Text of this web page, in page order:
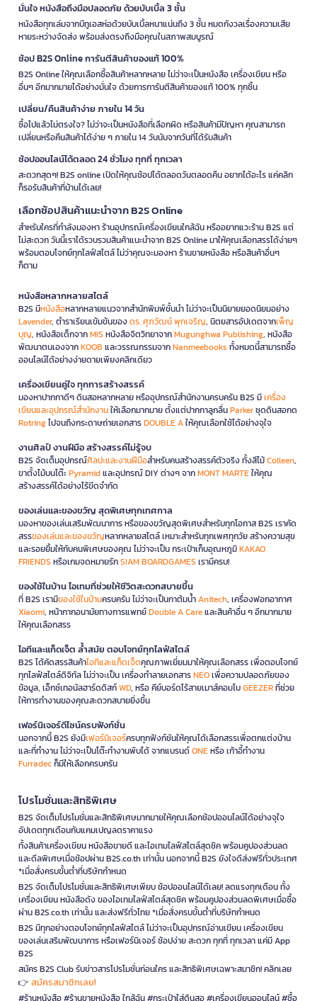
มั่นใจ หนังสือถึงมือปลอดภัย ด้วยบับเบิ้ล 3 ชั้น
หนังสือทุกเล่มจากบีทูเอสห่อด้วยบับเบิ้ลหนาแน่นถึง 3 ชั้น หมดกังวลเรื่องความเสีย
หายระหว่างจัดส่ง พร้อมส่งตรงถึงมือคุณในสภาพสมบูรณ์
ช้อป B2S Online การันตีสินค้าของแท้ 100%
B2S Online ให้คุณเลือกซื้อสินค้าหลากหลาย ไม่ว่าจะเป็นหนังสือ เครื่องเขียน หรือ
อื่นๆ อีกมากมายได้อย่างมั่นใจ ด้วยการการันตีสินค้าของแท้ 100% ทุกชิ้น
เปลี่ยน/คืนสินค้าง่าย ภายใน 14 วัน
ซื้อไปแล้วไม่ตรงใจ? ไม่ว่าจะเป็นหนังสือที่เลือกผิด หรือสินค้ามีปัญหา คุณสามารถ
เปลี่ยนหรือคืนสินค้าได้ง่าย ๆ ภายใน 14 วันนับจากวันที่ได้รับสินค้า
ช้อปออนไลน์ได้ตลอด 24 ชั่วโมง ทุกที่ ทุกเวลา
สะดวกสุดๆ! B2S online เปิดให้คุณช้อปได้ตลอดวันตลอดคืน อยากได้อะไร แค่คลิก
ก็รอรับสินค้าที่บ้านได้เลย!
เลือกช้อปสินค้าแนะนำจาก B2S Online
สำหรับใครที่กำลังมองหา ร้านอุปกรณ์เครื่องเขียนใกล้ฉัน หรืออยากแวะร้าน B2S แต่
ไม่สะดวก วันนี้เราได้รวบรวมสินค้าแนะนำจาก B2S Online มาให้คุณเลือกสรรได้ง่ายๆ
พร้อมตอบโจทย์ทุกไลฟ์สไตล์ ไม่ว่าคุณจะมองหา ร้านขายหนังสือ หรือสินค้าอื่นๆ
ก็ตาม
หนังสือหลากหลายสไตล์
B2S มีหนังสือหลากหลายแนวจากสำนักพิมพ์ชั้นนำ ไม่ว่าจะเป็นนิยายยอดนิยมอย่าง
Lavender, ตำราเรียนเข้มข้นของดร. ศุภวัฒน์ พุกเจริญ, นิตยสารอัปเดตจากเพ็ญ
บุญ, หนังสือเด็กจากMIS หนังสือจิตวิทยาจากMugunghwa Publishing, หนังสือ
พัฒนาตนเองจากKOOB และวรรณกรรมจากNanmeebooks ทั้งหมดนี้สามารถซื้อ
ออนไลน์ได้อย่างง่ายดายเพียงคลิกเดียว
เครื่องเขียนคู่ใจ ทุกการสร้างสรรค์
มองหาปากกาดีๆ ดินสอหลากหลาย หรืออุปกรณ์สำนักงานครบครัน B2S มีเครื่อง
เขียนและอุปกรณ์สำนักงานให้เลือกมากมาย ตั้งแต่ปากกาลูกลื่นParkerชุดดินสอกด
Rotringไปจนถึงกระดาษถ่ายเอกสารDOUBLE Aให้คุณเลือกใช้ได้อย่างจุใจ
งานศิลป์ งานฝีมือ สร้างสรรค์ไม่รู้จบ
B2S จัดเต็มอุปกรณ์ศิลปะและงานฝีมือสำหรับคนสร้างสรรค์ตัวจริง ทั้งสีไม้Colleen,
ขาตั้งไม้บนโต๊ะPyramidและอุปกรณ์ DIY ต่างๆ จากMONT MARTEให้คุณ
สร้างสรรค์ได้อย่างไร้ขีดจำกัด
ของเล่นและของขวัญ สุดพิเศษทุกเทศกาล
มองหาของเล่นเสริมพัฒนาการ หรือของขวัญสุดพิเศษสำหรับทุกโอกาส B2S เราคัด
สรรของเล่นและของขวัญหลากหลายสไตล์ เหมาะสำหรับทุกเพศทุกวัย สร้างความสุข
และรอยยิ้มให้กับคนพิเศษของคุณ ไม่ว่าจะเป็น กระเป๋าเก็บอุณหภูมิKAKAO
FRIENDS หรือเกมจดหมายรักSIAM BOARDGAMES เรามีครบ!
ของใช้ในบ้าน ไอเทมที่ช่วยให้ชีวิตสะดวกสบายขึ้น
ที่ B2S เรามีของใช้ในบ้านครบครัน ไม่ว่าจะเป็นกาต้มน้ำAnitech, เครื่องฟอกอากาศ
Xiaomi, หน้ากากอนามัยทางการแพทย์Double A Careและสินค้าอื่น ๆ อีกมากมาย
ให้คุณเลือกสรร
ไอทีและแก็ดเจ็ต ล้ำสมัย ตอบโจทย์ทุกไลฟ์สไตล์
B2S ได้คัดสรรสินค้าไอทีและแก็ดเจ็ตคุณภาพเยี่ยมมาให้คุณเลือกสรร เพื่อตอบโจทย์
ทุกไลฟ์สไตล์ดิจิทัล ไม่ว่าจะเป็น เครื่องทำลายเอกสารNEOเพื่อความปลอดภัยของ
ข้อมูล, เอ็กซ์เทอนัลฮาร์ดดิสก์WD, หรือ คีย์บอร์ดไร้สายเมาส์คอมโบGEEZERที่ช่วย
ให้การทำงานของคุณสะดวกสบายยิ่งขึ้น
เฟอร์นิเจอร์ดีไซน์ครบฟังก์ชั่น
นอกจากนี้ B2S ยังมีเฟอร์นิเจอร์ครบทุกฟังก์ชันให้คุณได้เลือกสรรเพื่อตกแต่งบ้าน
และที่ทำงาน ไม่ว่าจะเป็นโต๊ะทำงานพับได้ จากแบรนด์ONEหรือ เก้าอี้ทำงาน
Furradecก็มีให้เลือกครบครัน
โปรโมชั่นและสิทธิพิเศษ
B2S จัดเต็มโปรโมชั่นและสิทธิพิเศษมากมายให้คุณเลือกช้อปออนไลน์ได้อย่างจุใจ
อัปเดตทุกเดือนกับแคมเปญลดราคาแรง
ทั้งสินค้าเครื่องเขียน หนังสือขายดี และไอเทมไลฟ์สไตล์สุดชิค พร้อมคูปองส่วนลด
และดีลพิเศษเมื่อช้อปผ่าน B2S.co.th เท่านั้น นอกจากนี้ B2S ยังใจดีส่งฟรีทั่วประเทศ
*เมื่อสั่งครบขั้นต่ำที่บริษัทกำหนด
B2S จัดเต็มโปรโมชั่นและสิทธิพิเศษเพียบ ช้อปออนไลน์ได้เลย! ลดแรงทุกเดือน ทั้ง
เครื่องเขียน หนังสือดัง ของไอเทมไลฟ์สไตล์สุดชิค พร้อมคูปองส่วนลดพิเศษเมื่อซื้อ
ผ่าน B2S.co.th เท่านั้น และส่งฟรีทั่วไทย *เมื่อสั่งครบขั้นต่ำที่บริษัทกำหนด
B2S มีทุกอย่างตอบโจทย์ทุกไลฟ์สไตล์ ไม่ว่าจะเป็นอุปกรณ์อ่านเขียน เครื่องเขียน
ของเล่นเสริมพัฒนาการ หรือเฟอร์นิเจอร์ ช้อปง่าย สะดวก ทุกที่ ทุกเวลา แค่มี App
B2S
สมัคร B2S Club รับข่าวสารโปรโมชั่นก่อนใคร และสิทธิพิเศษเฉพาะสมาชิก! คลิกเลย
👉 สมัครสมาชิกเลย!
#ร้านหนังสือ #ร้านขายหนังสือ ใกล้ฉัน #กระเป๋าใส่ดินสอ #เครื่องเขียนออนไลน์ #ซื้อ